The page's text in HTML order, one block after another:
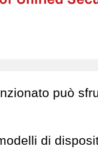
può
di